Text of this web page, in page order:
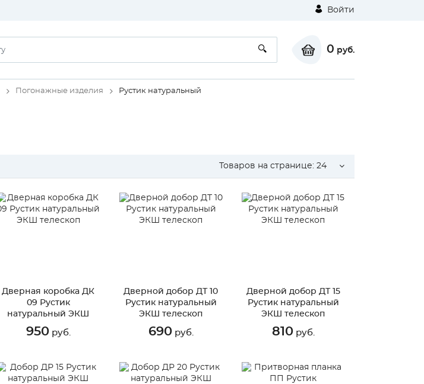
Войти
0 руб.
Погонажные изделия Рустик натуральный
Товаров на странице: 24
Дверная коробка ДК
09 Рустик
натуральный ЭКШ
телескоп
950руб.
Дверной добор ДТ 10
Рустик натуральный
ЭКШ телескоп
690руб.
Дверной добор ДТ 15
Рустик натуральный
ЭКШ телескоп
810руб.